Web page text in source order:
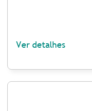
Ver detalhes